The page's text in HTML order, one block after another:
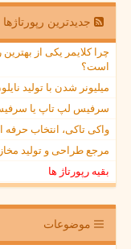
جدیدترین رپورتاژها
چرا کلایمر یکی از
است؟
میلیونر شدن با تولید
سرفیس لپ تاپ یا
واکی تاکی، انتخاب
مرجع طراحی و تولید
بقیه رپورتاژ ها
موضوعات